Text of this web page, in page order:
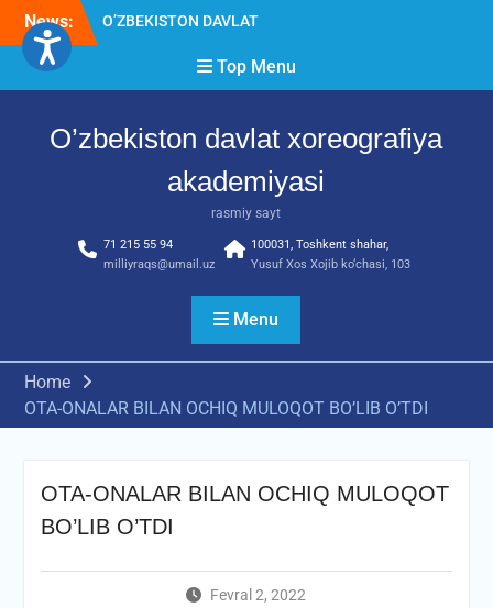
Skip
content
News:
O’ZBEKISTON DAVLAT
AKADEMIYASIDA
о‘tkazilgan kasbiy (ijodiy)
Diqqat e’lon!
imtihon jarayonlari
Top Menu
O’zbekiston davlat xoreografiya
akademiyasi
rasmiy sayt
71 215 55 94
milliyraqs@umail.uz
100031, Toshkent shahar,
Yusuf Xos Xojib ko‘chasi, 103
Menu
Home
OTA-ONALAR BILAN OCHIQ MULOQOT BO’LIB O’TDI
OTA-ONALAR BILAN OCHIQ MULOQOT
BO’LIB O’TDI
Fevral 2, 2022